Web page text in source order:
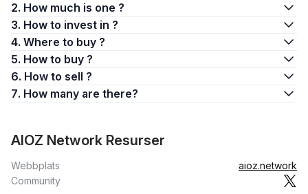
2. How much is one ?
3. How to invest in ?
4. Where to buy ?
5. How to buy ?
6. How to sell ?
7. How many are there?
AIOZ Network Resurser
Webbplats
aioz.network
Community